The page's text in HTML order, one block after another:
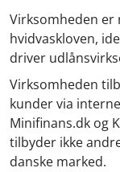
Virksomheden er
hvidvaskloven,
driver
Virksomheden
kunder via
Minifinans.dk og
tilbyder ikke
danske marked.